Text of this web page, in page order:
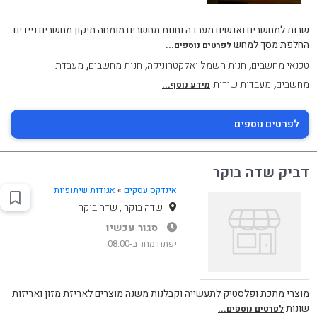
שרות למחשבים ואנשים מעבדה וחנות מחשבים מומחה תיקון מחשבים ניידים
החלפת מסך למחשלפרטים נוספים...
טכנאי מחשבים, חנות חשמל ואלקטרוניקה, חנות מחשבים, מעבדת
מחשבים, מעבדות שירות מידע נוסף...
לפרטים נוספים
דביק שדה בוקר
אינדקס עסקים » אגודות שיתופיות
שדה בוקר , שדה בוקר
סגור עכשיו
יפתח מחר ב-08:00
מוצרי מתכת ופלסטיק לתעשייה וקבלנות משנה מוצרים לאריזת מזון ואריזות
שונותלפרטים נוספים...